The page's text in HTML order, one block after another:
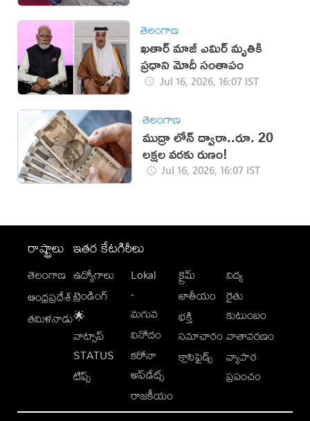
తెలంగాణ
ఖతార్ మాజీ ఎమిర్ మృతికి
ప్రధాని మోదీ సంతాపం
Jul 16, 2026, 16:07 IST
తెలంగాణ
ముద్రా లోన్ ద్వారా..రూ. 20
లక్షల వరకు రుణం!
Jul 16, 2026, 16:07 IST
రాష్ట్రాలు
తెలంగాణ
ఆంధ్రప్రదేశ్
తమిళనాడు
ఇతర కేటగిరీలు
ఉద్యోగాలు
ట్రెండింగ్
🌟
వాట్సాప్
STATUS
టిప్స్
Lokal
-
మగువ
వినోదం
కరోనా
అప్‌డేట్స్
రాజకీయం
క్రైమ్
జాతీయం
భక్తి
సమాచారం
క్లాసిఫైడ్స్
విద్య
రైతు
కుటుంబం
వాతావరణం
వ్యాపార
ప్రపంచం